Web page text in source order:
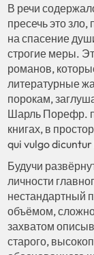
В речи
пресечь это
на спасение
строгие меры.
романов,
литературные
порокам,
Шарль Порефр.
книгах, в
qui vulgo
Будучи
личности
нестандартный
объёмом,
захватом
старого,